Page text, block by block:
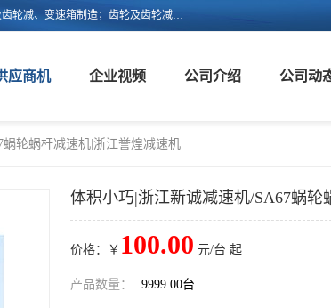
浙江新诚减速机科技有限公司成立于2006年，注册地位于浙江省平阳县。经营范围包括：机械设备研发；齿轮及齿轮减、变速箱制造；齿轮及齿轮减、变速箱销售；轴承、齿轮和传动部件制造；轴承、齿轮和传动部件销售；货物进出口；技术进出口等。
应商机 企业视频 公司介绍 公司动
轮蜗杆减速机|浙江誉煌减速机
体积小巧|浙江新诚减速机/SA67蜗
价格：￥ 100.00 元/台 起
产品数量： 9999.00台